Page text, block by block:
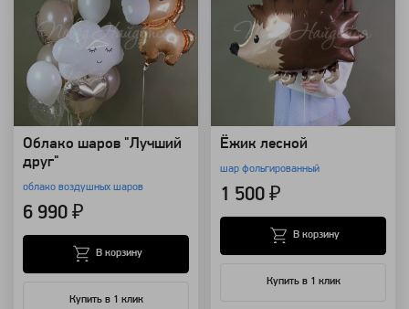
Облако шаров "Лучший
друг"
облако воздушных шаров
6 990 ₽
Купить в 1 клик
В корзину
Ёжик лесной
шар фольгированный
1 500 ₽
Купить в 1 клик
В корзину